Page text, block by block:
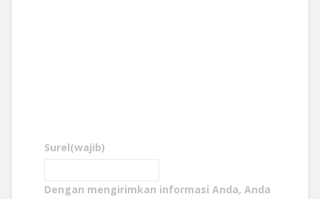
Surel(wajib)
Dengan mengirimkan informasi Anda, Anda